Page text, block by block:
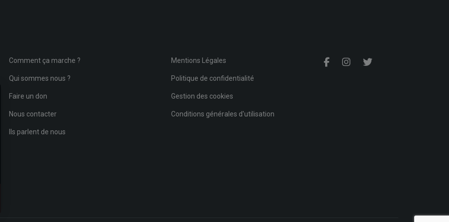
Comment ça marche ? Mentions Légales
Qui sommes nous ? Politique de confidentialité
Faire un don Gestion des cookies
Nous contacter Conditions générales d'utilisation
Ils parlent de nous